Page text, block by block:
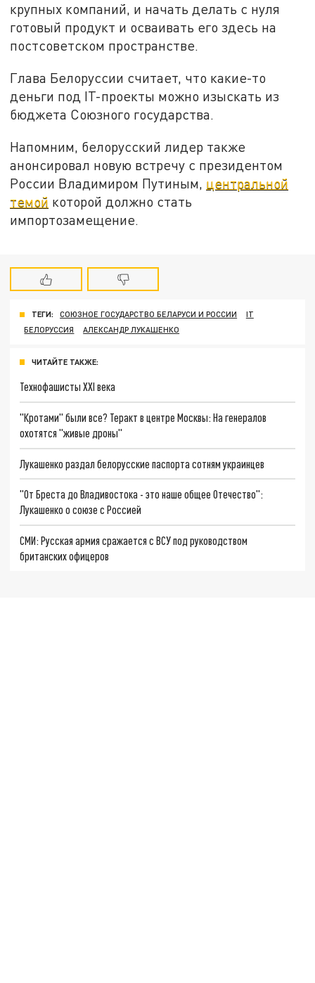
крупных компаний, и начать делать с нуля
готовый продукт и осваивать его здесь на
постсоветском пространстве.
Глава Белоруссии считает, что какие-то
деньги под IT-проекты можно изыскать из
бюджета Союзного государства.
Напомним, белорусский лидер также
анонсировал новую встречу с президентом
России Владимиром Путиным, центральной
темой которой должно стать
импортозамещение.
ТЕГИ: СОЮЗНОЕ ГОСУДАРСТВО БЕЛАРУСИ И РОССИИ
IT
БЕЛОРУССИЯ
АЛЕКСАНДР ЛУКАШЕНКО
ЧИТАЙТЕ ТАКЖЕ:
Технофашисты XXI века
"Кротами" были все? Теракт в центре Москвы: На генералов
охотятся "живые дроны"
Лукашенко раздал белорусские паспорта сотням украинцев
"От Бреста до Владивостока - это наше общее Отечество":
Лукашенко о союзе с Россией
СМИ: Русская армия сражается с ВСУ под руководством
британских офицеров